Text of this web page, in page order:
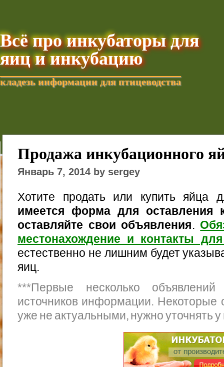
Всё про инкубаторы для
яиц и инкубацию
кладезь информации для птицеводства
Добавить текущую
Продажа инкубационного
Январь 7, 2014 by sergey
Хотите продать или купить яйца
имеется форма для оставления
оставляйте свои объявления.
местонахождение и контакты
естественно не лишним будет
яиц.
***Первые несколько
источников информации. Некоторые
уже не актуальными, нужно уточнять